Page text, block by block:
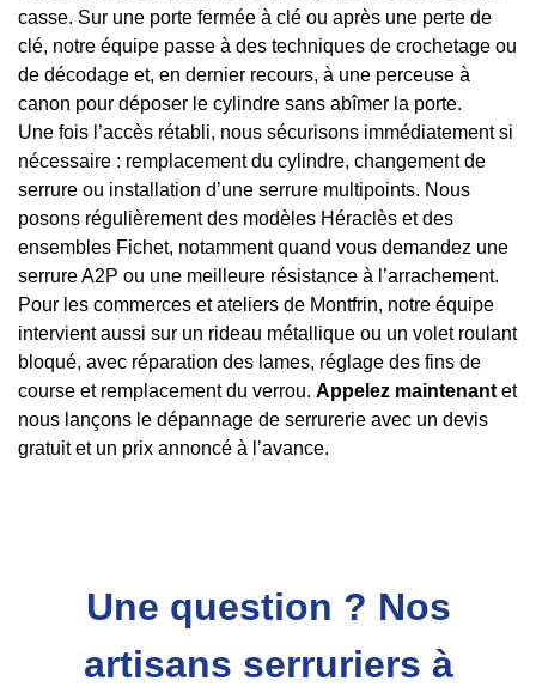
casse. Sur une porte fermée à clé ou après une perte de
clé, notre équipe passe à des techniques de crochetage ou
de décodage et, en dernier recours, à une perceuse à
canon pour déposer le cylindre sans abîmer la porte.
Une fois l’accès rétabli, nous sécurisons immédiatement si
nécessaire : remplacement du cylindre, changement de
serrure ou installation d’une serrure multipoints. Nous
posons régulièrement des modèles Héraclès et des
ensembles Fichet, notamment quand vous demandez une
serrure A2P ou une meilleure résistance à l’arrachement.
Pour les commerces et ateliers de Montfrin, notre équipe
intervient aussi sur un rideau métallique ou un volet roulant
bloqué, avec réparation des lames, réglage des fins de
course et remplacement du verrou. Appelez maintenant et
nous lançons le dépannage de serrurerie avec un devis
gratuit et un prix annoncé à l’avance.
Une question ? Nos
artisans serruriers à